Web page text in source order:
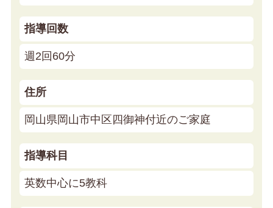
指導回数
週2回60分
住所
岡山県岡山市中区四御神付近のご家庭
指導科目
英数中心に5教科